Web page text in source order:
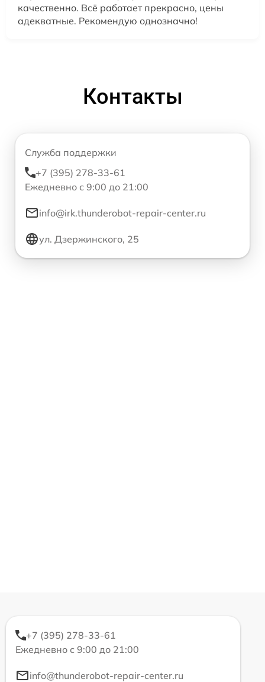
качественно. Всё работает прекрасно, цены
адекватные. Рекомендую однозначно!
Контакты
Служба поддержки
+7 (395) 278-33-61
Ежедневно с 9:00 до 21:00
info@irk.thunderobot-repair-center.ru
ул. Дзержинского, 25
+7 (395) 278-33-61
Ежедневно с 9:00 до 21:00
info@thunderobot-repair-center.ru